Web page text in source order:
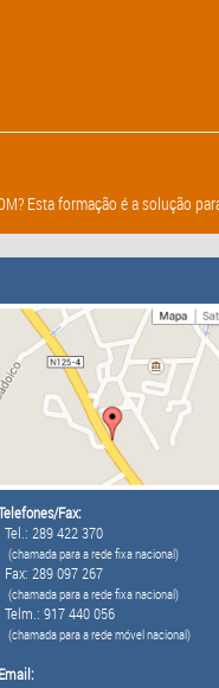
Esta formação é a solução
Fax:
Tel.: 289 422 370
(chamada para a rede fixa nacional)
Fax: 289 097 267
(chamada para a rede fixa nacional)
Telm.: 917 440 056
(chamada para a rede móvel nacional)
Email: